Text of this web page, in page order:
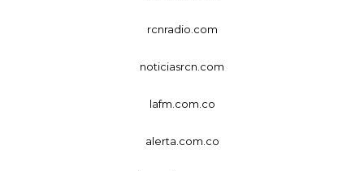
rcnradio.com
noticiasrcn.com
lafm.com.co
alerta.com.co